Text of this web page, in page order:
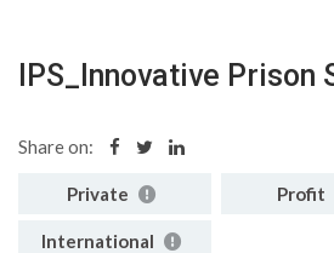
IPS_Innovative Prison
Share on:
Private Profit
International